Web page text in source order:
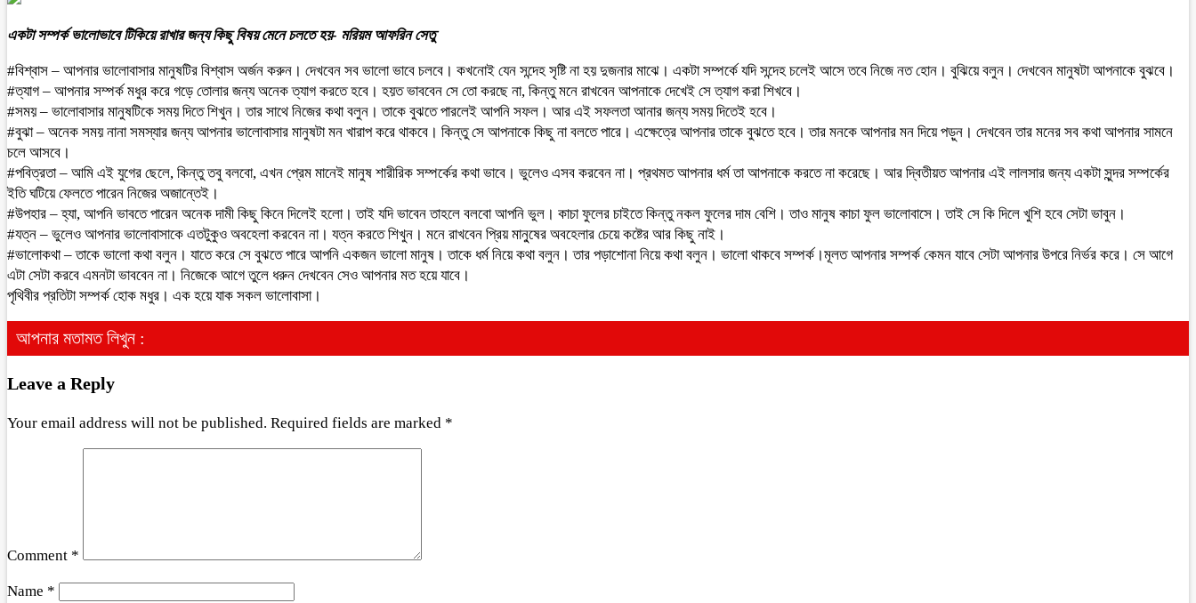
একটা সম্পর্ক ভালোভাবে টিকিয়ে রাখার জন্য কিছু বিষয় মেনে চলতে হয়- মরিয়ম আফরিন সেতু
#বিশ্বাস – আপনার ভালোবাসার মানুষটির বিশ্বাস অর্জন করুন। দেখবেন সব ভালো ভাবে চলবে। কখনোই যেন সন্দেহ সৃষ্টি না হয় দুজনার মাঝে। একটা সম্পর্কে যদি সন্দেহ চলেই আসে তবে নিজে নত হোন। বুঝিয়ে বলুন। দেখবেন মানুষটা আপনাকে বুঝবে।
#ত্যাগ – আপনার সম্পর্ক মধুর করে গড়ে তোলার জন্য অনেক ত্যাগ করতে হবে। হয়ত ভাববেন সে তো করছে না, কিন্তু মনে রাখবেন আপনাকে দেখেই সে ত্যাগ করা শিখবে।
#সময় – ভালোবাসার মানুষটিকে সময় দিতে শিখুন। তার সাথে নিজের কথা বলুন। তাকে বুঝতে পারলেই আপনি সফল। আর এই সফলতা আনার জন্য সময় দিতেই হবে।
#বুঝা – অনেক সময় নানা সমস্যার জন্য আপনার ভালোবাসার মানুষটা মন খারাপ করে থাকবে। কিন্তু সে আপনাকে কিছু না বলতে পারে। এক্ষেত্রে আপনার তাকে বুঝতে হবে। তার মনকে আপনার মন দিয়ে পড়ুন। দেখবেন তার মনের সব কথা আপনার সামনে
চলে আসবে।
#পবিত্রতা – আমি এই যুগের ছেলে, কিন্তু তবু বলবো, এখন প্রেম মানেই মানুষ শারীরিক সম্পর্কের কথা ভাবে। ভুলেও এসব করবেন না। প্রথমত আপনার ধর্ম তা আপনাকে করতে না করেছে। আর দ্বিতীয়ত আপনার এই লালসার জন্য একটা সুন্দর সম্পর্কের
ইতি ঘটিয়ে ফেলতে পারেন নিজের অজান্তেই।
#উপহার – হ্যা, আপনি ভাবতে পারেন অনেক দামী কিছু কিনে দিলেই হলো। তাই যদি ভাবেন তাহলে বলবো আপনি ভুল। কাচা ফুলের চাইতে কিন্তু নকল ফুলের দাম বেশি। তাও মানুষ কাচা ফুল ভালোবাসে। তাই সে কি দিলে খুশি হবে সেটা ভাবুন।
#যত্ন – ভুলেও আপনার ভালোবাসাকে এতটুকুও অবহেলা করবেন না। যত্ন করতে শিখুন। মনে রাখবেন প্রিয় মানু্ষের অবহেলার চেয়ে কষ্টের আর কিছু নাই।
#ভালোকথা – তাকে ভালো কথা বলুন। যাতে করে সে বুঝতে পারে আপনি একজন ভালো মানুষ। তাকে ধর্ম নিয়ে কথা বলুন। তার পড়াশোনা নিয়ে কথা বলুন। ভালো থাকবে সম্পর্ক।মূলত আপনার সম্পর্ক কেমন যাবে সেটা আপনার উপরে নির্ভর করে। সে আগে
এটা সেটা করবে এমনটা ভাববেন না। নিজেকে আগে তুলে ধরুন দেখবেন সেও আপনার মত হয়ে যাবে।
পৃথিবীর প্রতিটা সম্পর্ক হোক মধুর। এক হয়ে যাক সকল ভালোবাসা।
আপনার মতামত লিখুন :
Leave a Reply
Your email address will not be published. Required fields are marked *
Comment *
Name *